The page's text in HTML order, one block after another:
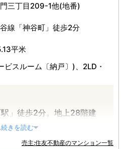
三丁目209-1他(地番)
線「神谷町」徒歩2分
平米
ビスルーム〔納戸〕)、2LD・
」徒歩2分。地上28階建
港区虎ノ門に誕生した制震タ
きを読む
売主:住友不動産のマンション一覧